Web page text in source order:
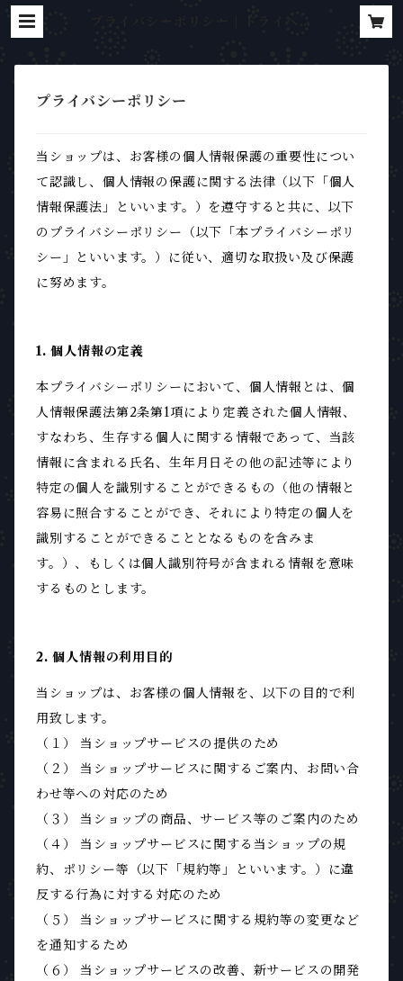
プライバシーポリシー
当ショップは、お客様の個人情報保護の重要性につい
て認識し、個人情報の保護に関する法律（以下「個人
情報保護法」といいます。）を遵守すると共に、以下
のプライバシーポリシー（以下「本プライバシーポリ
シー」といいます。）に従い、適切な取扱い及び保護
に努めます。
1. 個人情報の定義
本プライバシーポリシーにおいて、個人情報とは、個
人情報保護法第2条第1項により定義された個人情報、
すなわち、生存する個人に関する情報であって、当該
情報に含まれる氏名、生年月日その他の記述等により
特定の個人を識別することができるもの（他の情報と
容易に照合することができ、それにより特定の個人を
識別することができることとなるものを含みま
す。）、もしくは個人識別符号が含まれる情報を意味
するものとします。
2. 個人情報の利用目的
当ショップは、お客様の個人情報を、以下の目的で利
用致します。
（１） 当ショップサービスの提供のため
（２） 当ショップサービスに関するご案内、お問い合
わせ等への対応のため
（３） 当ショップの商品、サービス等のご案内のため
（４） 当ショップサービスに関する当ショップの規
約、ポリシー等（以下「規約等」といいます。）に違
反する行為に対する対応のため
（５） 当ショップサービスに関する規約等の変更など
を通知するため
（６） 当ショップサービスの改善、新サービスの開発